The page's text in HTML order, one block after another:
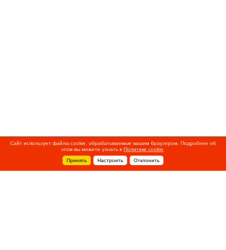
Сайт использует файлы cookie, обрабатываемые вашим браузером. Подробнее об
этом вы можете узнать в Политике cookie
Принять
Настроить Отклонить